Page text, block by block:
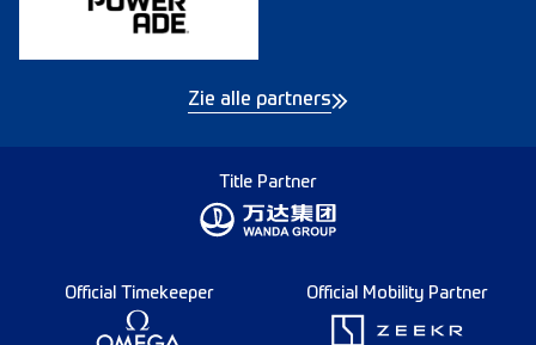
Zie alle partners
Title Partner
Official Timekeeper Official Mobility Partner